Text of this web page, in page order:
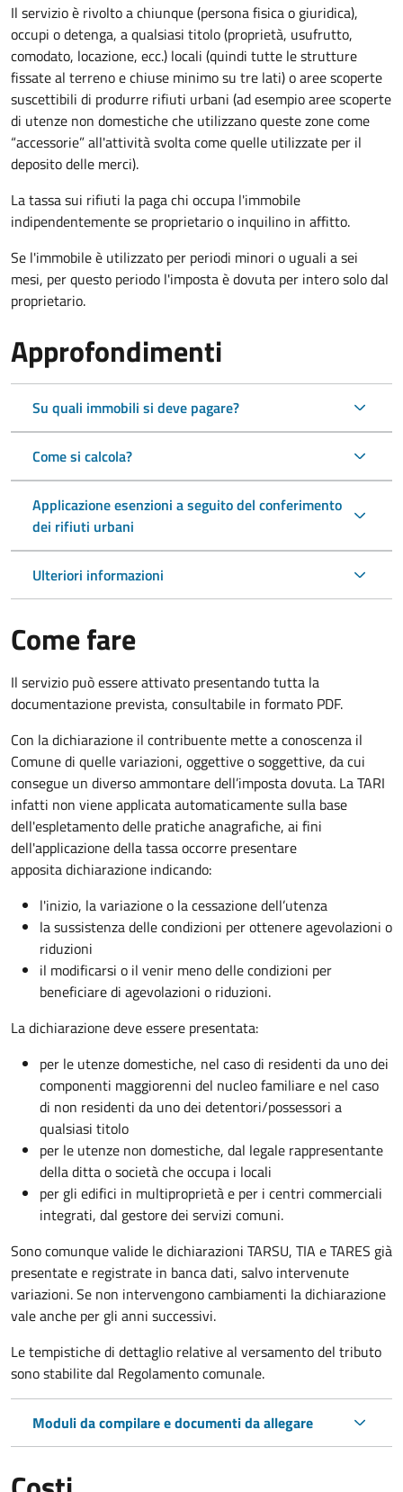
Il servizio è rivolto a chiunque (persona fisica o giuridica),
occupi o detenga, a qualsiasi titolo (proprietà, usufrutto,
comodato, locazione, ecc.) locali (quindi tutte le strutture
fissate al terreno e chiuse minimo su tre lati) o aree scoperte
suscettibili di produrre rifiuti urbani (ad esempio aree scoperte
di utenze non domestiche che utilizzano queste zone come
“accessorie” all'attività svolta come quelle utilizzate per il
deposito delle merci).
La tassa sui rifiuti la paga chi occupa l'immobile
indipendentemente se proprietario o inquilino in affitto.
Se l'immobile è utilizzato per periodi minori o uguali a sei
mesi, per questo periodo l'imposta è dovuta per intero solo dal
proprietario.
Approfondimenti
Su quali immobili si deve pagare?
Come si calcola?
Applicazione esenzioni a seguito del conferimento
dei rifiuti urbani
Ulteriori informazioni
Come fare
Il servizio può essere attivato presentando tutta la
documentazione prevista, consultabile in formato PDF.
Con la dichiarazione il contribuente mette a conoscenza il
Comune di quelle variazioni, oggettive o soggettive, da cui
consegue un diverso ammontare dell’imposta dovuta. La TARI
infatti non viene applicata automaticamente sulla base
dell'espletamento delle pratiche anagrafiche, ai fini
dell'applicazione della tassa occorre presentare
apposita dichiarazione indicando:
l'inizio, la variazione o la cessazione dell’utenza
la sussistenza delle condizioni per ottenere agevolazioni o
riduzioni
il modificarsi o il venir meno delle condizioni per
beneficiare di agevolazioni o riduzioni.
La dichiarazione deve essere presentata:
per le utenze domestiche, nel caso di residenti da uno dei
componenti maggiorenni del nucleo familiare e nel caso
di non residenti da uno dei detentori/possessori a
qualsiasi titolo
per le utenze non domestiche, dal legale rappresentante
della ditta o società che occupa i locali
per gli edifici in multiproprietà e per i centri commerciali
integrati, dal gestore dei servizi comuni.
Sono comunque valide le dichiarazioni TARSU, TIA e TARES già
presentate e registrate in banca dati, salvo intervenute
variazioni. Se non intervengono cambiamenti la dichiarazione
vale anche per gli anni successivi.
Le tempistiche di dettaglio relative al versamento del tributo
sono stabilite dal Regolamento comunale.
Moduli da compilare e documenti da allegare